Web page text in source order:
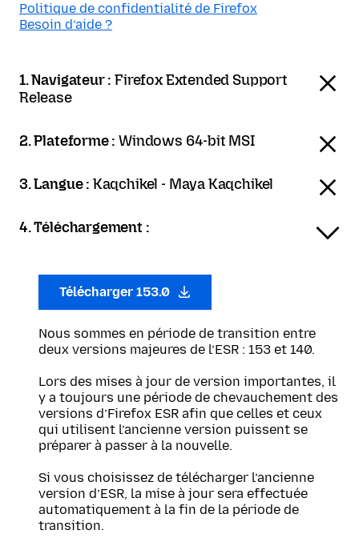
Politique de confidentialité de Firefox
Besoin d’aide ?
1. Navigateur :Firefox Extended Support
Release
2. Plateforme :Windows 64-bit MSI
3. Langue : Kaqchikel - Maya Kaqchikel
4. Téléchargement :
Télécharger 153.0
Nous sommes en période de transition entre
deux versions majeures de l’ESR : 153 et 140.
Lors des mises à jour de version importantes, il
y a toujours une période de chevauchement des
versions d’Firefox ESR afin que celles et ceux
qui utilisent l’ancienne version puissent se
préparer à passer à la nouvelle.
Si vous choisissez de télécharger l’ancienne
version d’ESR, la mise à jour sera effectuée
automatiquement à la fin de la période de
transition.